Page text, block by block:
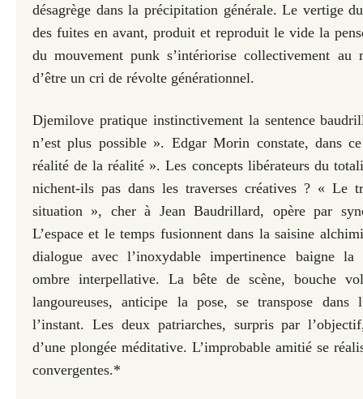
désagrège dans la précipitation générale. Le vertige
des fuites en avant, produit et reproduit le vide la
du mouvement punk s’intériorise collectivement au
d’être un cri de révolte générationnel.
Djemilove pratique instinctivement la sentence
n’est plus possible ». Edgar Morin constate, dans
réalité de la réalité ». Les concepts libérateurs du
nichent-ils pas dans les traverses créatives ? « Le
situation », cher à Jean Baudrillard, opère par
L’espace et le temps fusionnent dans la saisine
dialogue avec l’inoxydable impertinence baigne la
ombre interpellative. La bête de scène, bouche
langoureuses, anticipe la pose, se transpose dans
l’instant. Les deux patriarches, surpris par
d’une plongée méditative. L’improbable amitié se
convergentes.*